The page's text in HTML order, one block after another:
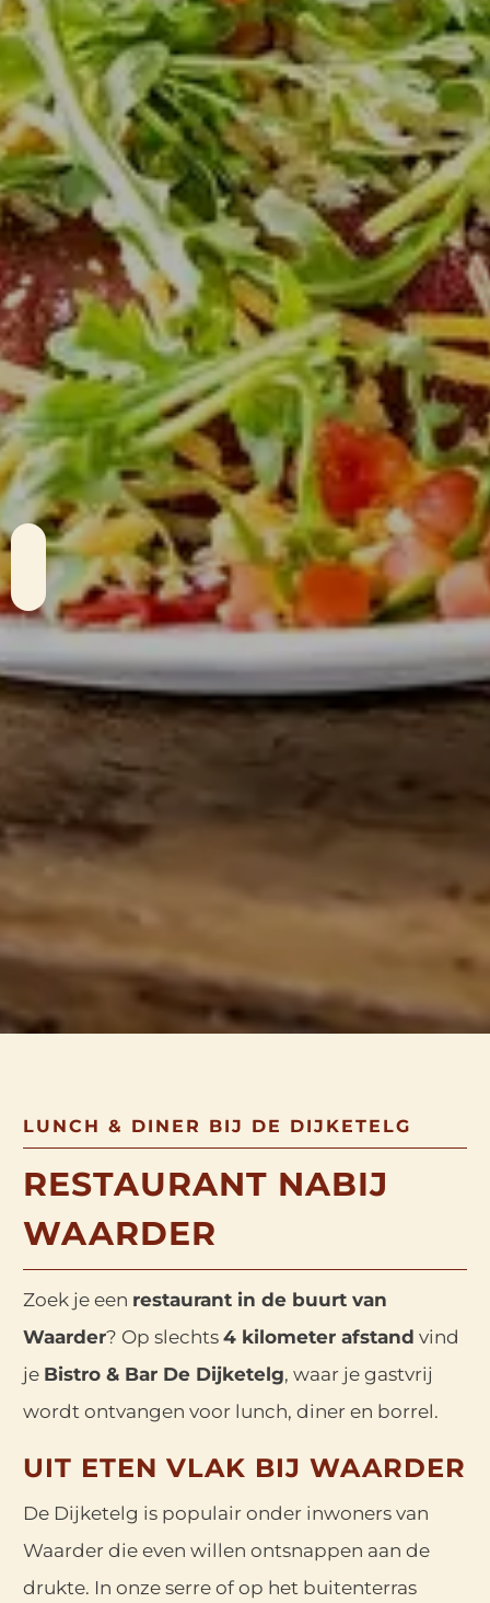
LUNCH & DINER BIJ DE DIJKETELG
RESTAURANT NABIJ
WAARDER
Zoek je een restaurant in de buurt van
Waarder? Op slechts 4 kilometer afstand vind
je Bistro & Bar De Dijketelg, waar je gastvrij
wordt ontvangen voor lunch, diner en borrel.
UIT ETEN VLAK BIJ WAARDER
De Dijketelg is populair onder inwoners van
Waarder die even willen ontsnappen aan de
drukte. In onze serre of op het buitenterras